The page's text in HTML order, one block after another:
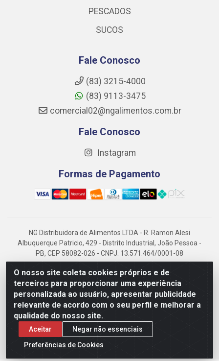
O nosso site coleta cookies próprios e de
terceiros para proporcionar uma experiência
personalizada ao usuário, apresentar publicidade
relevante de acordo com o seu perfil e melhorar a
qualidade do nosso site.
Aceitar
Negar não essenciais
Preferências de Cookies
PESCADOS
SUCOS
Fale Conosco
(83) 3215-4000
(83) 9113-3475
comercial02@ngalimentos.com.br
Fale Conosco
Instagram
Formas de Pagamento
NG Distribuidora de Alimentos LTDA - R. Ramon Alesi
Albuquerque Patricio, 429 - Distrito Industrial, João Pessoa -
PB, CEP 58082-026 - CNPJ: 13.571.464/0001-08
NG Alimentos, há mais de 14 anos no mercado paraibano, é
referência em frigorificados, destacando-se pela logística
eficiente e excelência.